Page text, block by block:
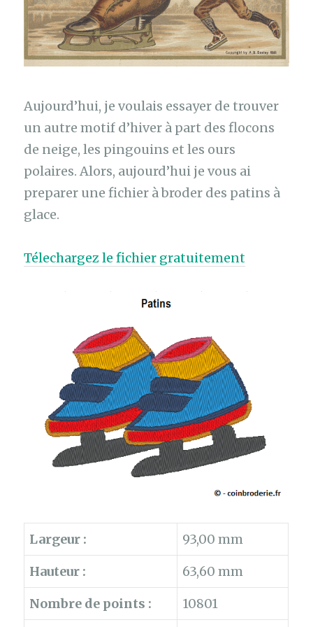
Aujourd’hui, je voulais essayer de trouver
un autre motif d’hiver à part des flocons
de neige, les pingouins et les ours
polaires. Alors, aujourd’hui je vous ai
preparer une fichier à broder des patins à
glace.
Télechargez le fichier gratuitement
Largeur :
93,00 mm
Hauteur :
63,60 mm
Nombre de points :
10801